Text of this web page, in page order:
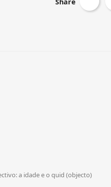
a idade e o quid (objecto)